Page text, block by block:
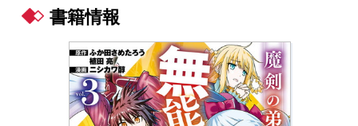
グッズ 書籍情報